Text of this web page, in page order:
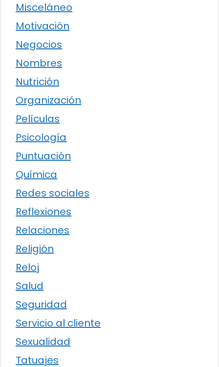
Misceláneo
Motivación
Negocios
Nombres
Nutrición
Organización
Películas
Psicología
Puntuación
Química
Redes sociales
Reflexiones
Relaciones
Religión
Reloj
Salud
Seguridad
Servicio al cliente
Sexualidad
Tatuajes